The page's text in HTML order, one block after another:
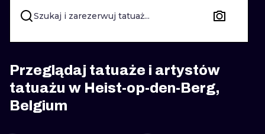
WARSZAWA POZNAŃ
KRAKÓW KATOWICE
WROCŁAW ŁÓDŹ
BERLIN WIEDEŃ
KALIGRAFIA
NEW
Szukaj i zarezerwuj tatuaż...
Przeglądaj tatuaże i artystów
tatuażu w Heist-op-den-Berg,
Belgium